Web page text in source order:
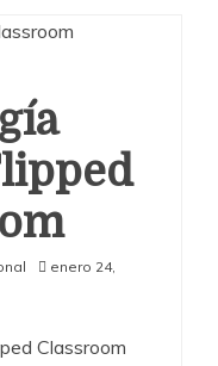
enero 24,
Classroom